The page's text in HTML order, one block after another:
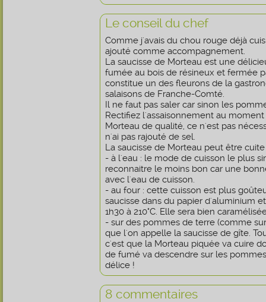
Le conseil du chef
Comme j'avais du chou rouge déjà
ajouté comme accompagnement.
La saucisse de Morteau est une
fumée au bois de résineux et fermée
constitue un des fleurons de la
salaisons de Franche-Comté.
Il ne faut pas saler car sinon les
Rectifiez l'assaisonnement au
Morteau de qualité, ce n'est pas
n'ai pas rajouté de sel.
La saucisse de Morteau peut être cuite
- à l'eau : le mode de cuisson le plus
reconnaitre le moins bon car une
avec l'eau de cuisson.
- au four : cette cuisson est plus
saucisse dans du papier d'aluminium
1h30 à 210°C. Elle sera bien
- sur des pommes de terre (comme
que l'on appelle la saucisse de gîte.
c'est que la Morteau piquée va cuire
de fumé va descendre sur les
délice !
8 commentaires